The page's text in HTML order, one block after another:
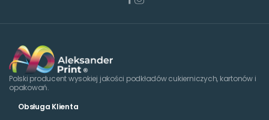
Polski producent wysokiej jakości podkładów cukierniczych, kartonów i
opakowań.
Obsługa Klienta